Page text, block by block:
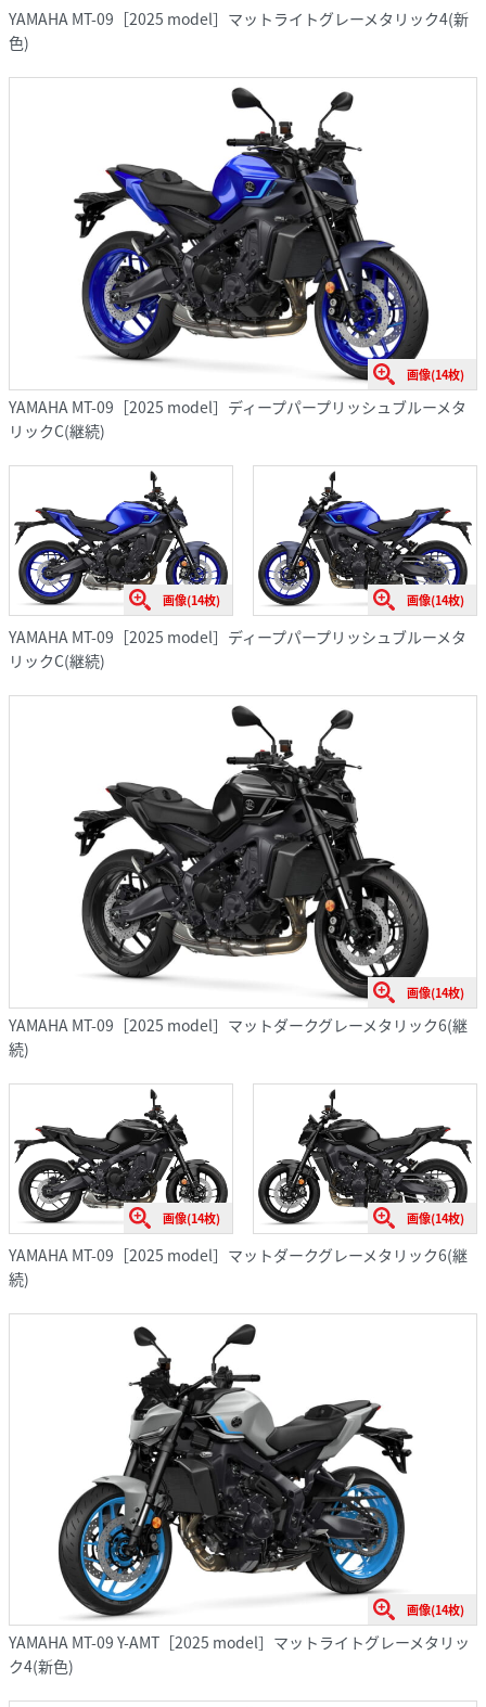
YAMAHA MT-09［2025 model］マットライトグレーメタリック4(新
色)
画像(14枚)
YAMAHA MT-09［2025 model］ディープパープリッシュブルーメタ
リックC(継続)
画像(14枚) 画像(14枚)
YAMAHA MT-09［2025 model］ディープパープリッシュブルーメタ
リックC(継続)
画像(14枚)
YAMAHA MT-09［2025 model］マットダークグレーメタリック6(継
続)
画像(14枚) 画像(14枚)
YAMAHA MT-09［2025 model］マットダークグレーメタリック6(継
続)
画像(14枚)
YAMAHA MT-09 Y-AMT［2025 model］マットライトグレーメタリッ
ク4(新色)